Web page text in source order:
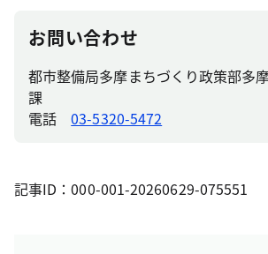
お問い合わせ
都市整備局多摩まちづくり政策部多
課
電話03-5320-5472
記事ID：000-001-20260629-075551